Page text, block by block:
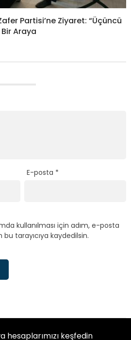
Partisi’ne Ziyaret: “Üçüncü
Araya
E-posta *
kullanılması için adım, e-posta
tarayıcıya kaydedilsin.
hesaplarımızı keşfedin